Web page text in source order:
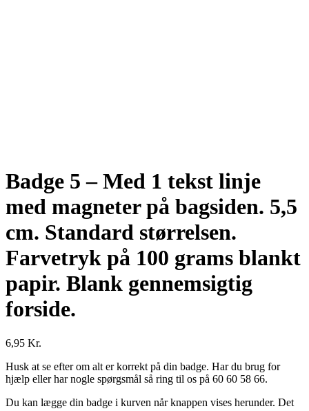
Badge 5 – Med 1 tekst linje
med magneter på bagsiden. 5,5
cm. Standard størrelsen.
Farvetryk på 100 grams blankt
papir. Blank gennemsigtig
forside.
6,95 Kr.
Husk at se efter om alt er korrekt på din badge. Har du brug for
hjælp eller har nogle spørgsmål så ring til os på 60 60 58 66.
Du kan lægge din badge i kurven når knappen vises herunder. Det